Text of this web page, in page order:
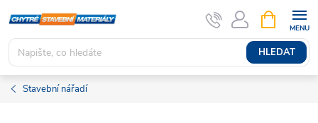
na
obsah
HLEDAT
NÁKUPNÍ
KOŠÍK
Stavební nářadí